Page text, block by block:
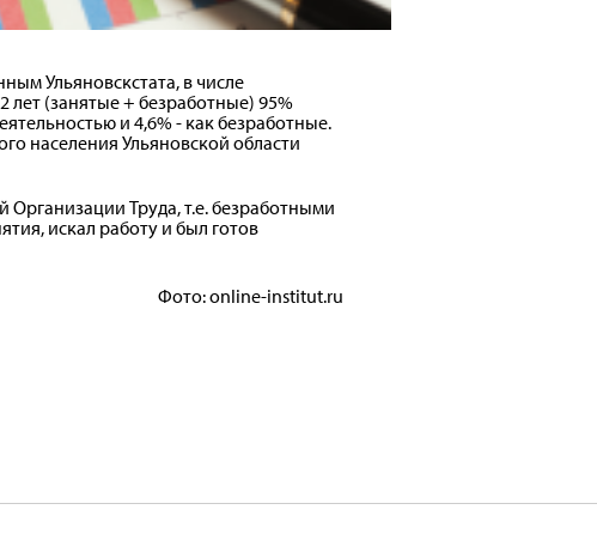
Ульяновскстата, в числе
лет (занятые + безработные) 95%
и 4,6% - как безработные.
населения Ульяновской области
Труда, т.е. безработными
искал работу и был готов
Фото: online-institut.ru